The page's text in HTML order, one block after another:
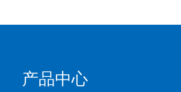
产品中心